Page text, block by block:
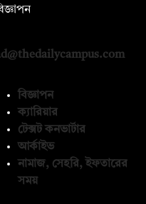
বিজ্ঞাপন
ক্যারিয়ার
টেক্সট কনভার্টার
আর্কাইভ
নামাজ, সেহরি, ইফতারের
সময়